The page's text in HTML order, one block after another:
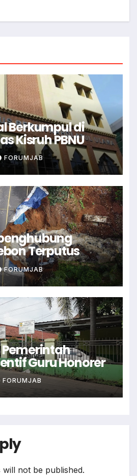
Berkumpul di
Kisruh PBNU
FORUMJAB
Terputus
FORUMJAB
Pemerintah
Guru Honorer
FORUMJAB
will not be published.